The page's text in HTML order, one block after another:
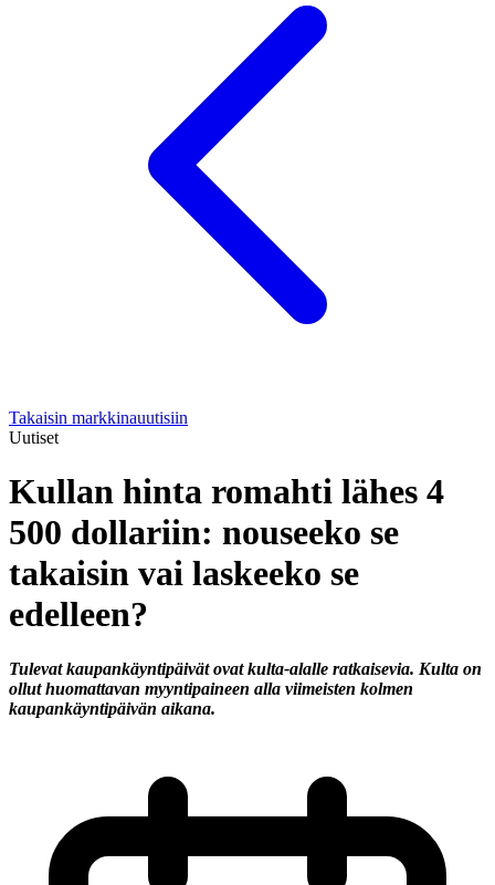
Takaisin markkinauutisiin
Uutiset
Kullan hinta romahti lähes 4
500 dollariin: nouseeko se
takaisin vai laskeeko se
edelleen?
Tulevat kaupankäyntipäivät ovat kulta-alalle ratkaisevia. Kulta on
ollut huomattavan myyntipaineen alla viimeisten kolmen
kaupankäyntipäivän aikana.